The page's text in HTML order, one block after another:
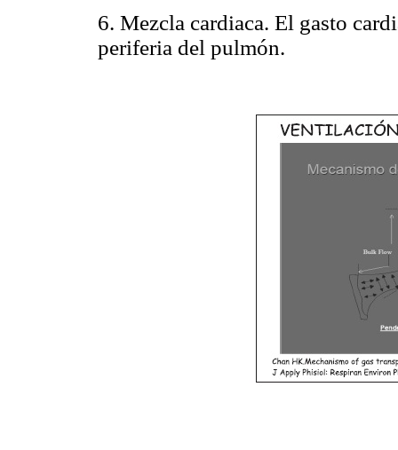
6. Mezcla cardiaca. El gasto
periferia del pulmón.